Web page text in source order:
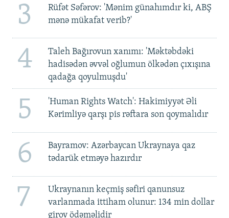
3
Rüfət Səfərov: 'Mənim günahımdır ki, ABŞ
mənə mükafat verib?'
4
Taleh Bağırovun xanımı: 'Məktəbdəki
hadisədən əvvəl oğlumun ölkədən çıxışına
qadağa qoyulmuşdu'
5
'Human Rights Watch': Hakimiyyət Əli
Kərimliyə qarşı pis rəftara son qoymalıdır
6
Bayramov: Azərbaycan Ukraynaya qaz
tədarük etməyə hazırdır
7
Ukraynanın keçmiş səfiri qanunsuz
varlanmada ittiham olunur: 134 min dollar
girov ödəməlidir